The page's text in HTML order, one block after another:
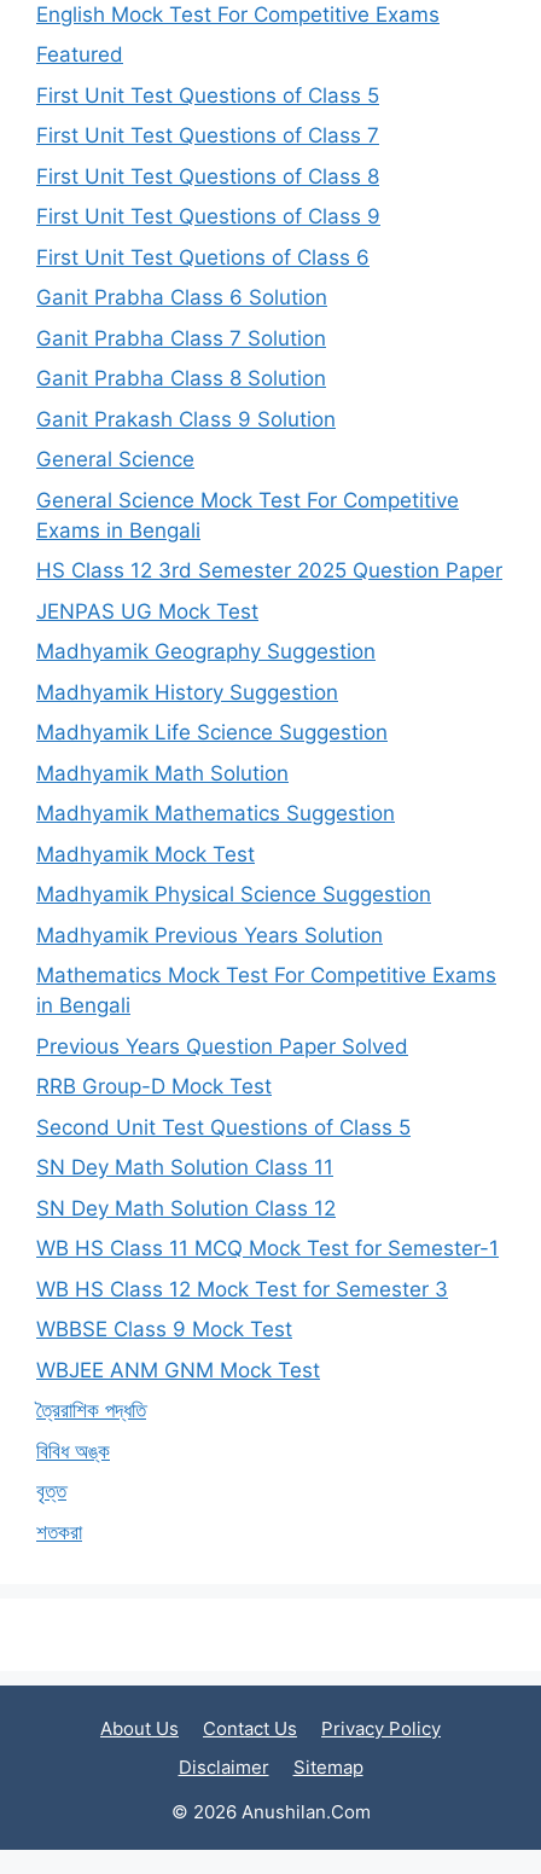
English Mock Test For Competitive Exams
Featured
First Unit Test Questions of Class 5
First Unit Test Questions of Class 7
First Unit Test Questions of Class 8
First Unit Test Questions of Class 9
First Unit Test Quetions of Class 6
Ganit Prabha Class 6 Solution
Ganit Prabha Class 7 Solution
Ganit Prabha Class 8 Solution
Ganit Prakash Class 9 Solution
General Science
General Science Mock Test For Competitive
Exams in Bengali
HS Class 12 3rd Semester 2025 Question Paper
JENPAS UG Mock Test
Madhyamik Geography Suggestion
Madhyamik History Suggestion
Madhyamik Life Science Suggestion
Madhyamik Math Solution
Madhyamik Mathematics Suggestion
Madhyamik Mock Test
Madhyamik Physical Science Suggestion
Madhyamik Previous Years Solution
Mathematics Mock Test For Competitive Exams
in Bengali
Previous Years Question Paper Solved
RRB Group-D Mock Test
Second Unit Test Questions of Class 5
SN Dey Math Solution Class 11
SN Dey Math Solution Class 12
WB HS Class 11 MCQ Mock Test for Semester-1
WB HS Class 12 Mock Test for Semester 3
WBBSE Class 9 Mock Test
WBJEE ANM GNM Mock Test
ত্রৈরাশিক পদ্ধতি
বিবিধ অঙ্ক
বৃত্ত
শতকরা
About Us Contact Us
Privacy Policy
Disclaimer
Sitemap
© 2026 Anushilan.Com